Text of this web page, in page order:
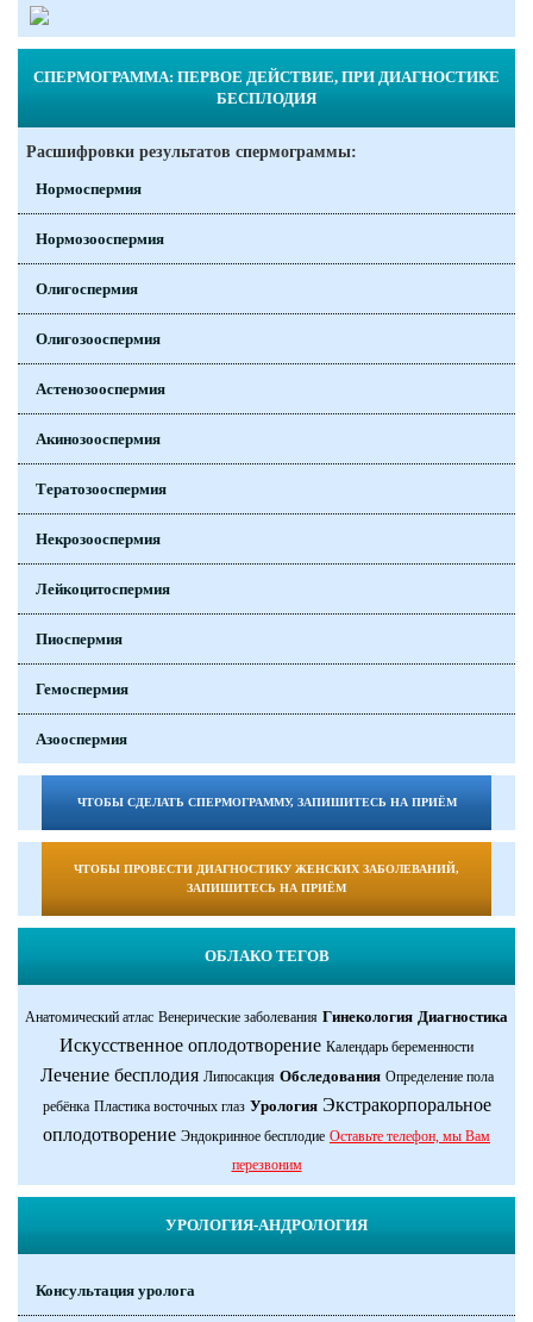
СПЕРМОГРАММА: ПЕРВОЕ ДЕЙСТВИЕ, ПРИ ДИАГНОСТИКЕ
БЕСПЛОДИЯ
Расшифровки результатов спермограммы:
Нормоспермия
Нормозооспермия
Олигоспермия
Олигозооспермия
Астенозооспермия
Акинозооспермия
Тератозооспермия
Некрозооспермия
Лейкоцитоспермия
Пиоспермия
Гемоспермия
Азооспермия
ЧТОБЫ СДЕЛАТЬ СПЕРМОГРАММУ, ЗАПИШИТЕСЬ НА ПРИЁМ
ЧТОБЫ ПРОВЕСТИ ДИАГНОСТИКУ ЖЕНСКИХ ЗАБОЛЕВАНИЙ,
ЗАПИШИТЕСЬ НА ПРИЁМ
ОБЛАКО ТЕГОВ
Анатомический атлас Венерические заболевания Гинекология Диагностика
Искусственное оплодотворение Календарь беременности
Лечение бесплодия Липосакция Обследования Определение пола
ребёнка Пластика восточных глаз Урология Экстракорпоральное
оплодотворение Эндокринное бесплодие Оставьте телефон, мы Вам
перезвоним
УРОЛОГИЯ-АНДРОЛОГИЯ
Консультация уролога